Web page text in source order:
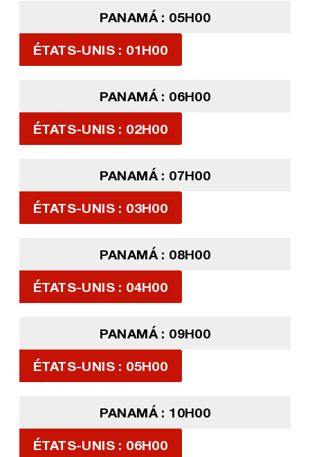
PANAMÁ : 05H00
ÉTATS-UNIS : 01H00
PANAMÁ : 06H00
ÉTATS-UNIS : 02H00
PANAMÁ : 07H00
ÉTATS-UNIS : 03H00
PANAMÁ : 08H00
ÉTATS-UNIS : 04H00
PANAMÁ : 09H00
ÉTATS-UNIS : 05H00
PANAMÁ : 10H00
ÉTATS-UNIS : 06H00